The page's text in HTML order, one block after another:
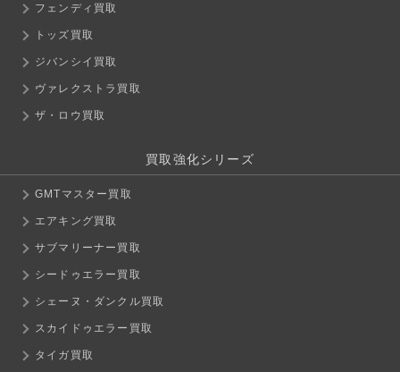
フェンディ買取
トッズ買取
ジバンシイ買取
ヴァレクストラ買取
ザ・ロウ買取
買取強化シリーズ
GMTマスター買取
エアキング買取
サブマリーナー買取
シードゥエラー買取
シェーヌ・ダンクル買取
スカイドゥエラー買取
タイガ買取